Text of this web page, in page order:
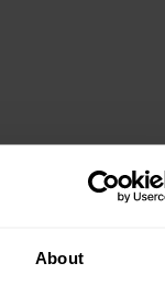
About
10-gigabit-
de allerbeste